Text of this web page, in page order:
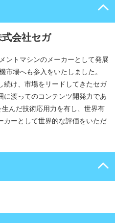
会社セガ
ントマシンのメーカーとして発展
市場へも参入をいたしました。
続け、市場をリードしてきたセガ
に渡ってのコンテンツ開発力であ
生んだ技術応用力を有し、世界有
カーとして世界的な評価をいただ